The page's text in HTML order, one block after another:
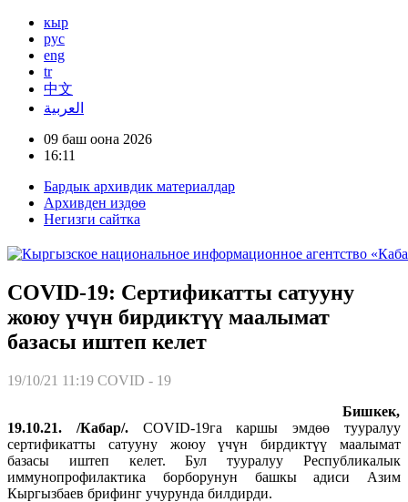
кыр
рус
eng
tr
中文
العربية
09 баш оона 2026
16:11
Бардык архивдик материалдар
Архивден издөө
Негизги сайтка
COVID-19: Сертификатты сатууну
жоюу үчүн бирдиктүү маалымат
базасы иштеп келет
19/10/21 11:19 COVID - 19
Бишкек,
19.10.21. /Кабар/. COVID-19га каршы эмдөө тууралуу
сертификатты сатууну жоюу үчүн бирдиктүү маалымат
базасы иштеп келет. Бул тууралуу Республикалык
иммунопрофилактика борборунун башкы адиси Азим
Кыргызбаев брифинг учурунда билдирди.